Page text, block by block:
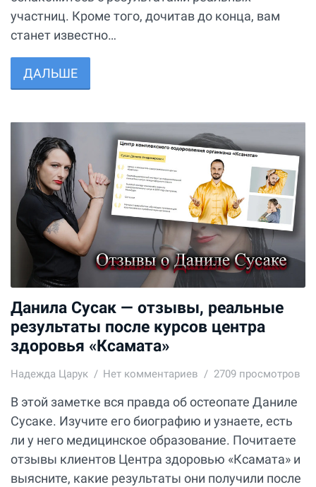
участниц. Кроме того, дочитав до конца, вам
станет известно…
ДАЛЬШЕ
Данила Сусак — отзывы, реальные
результаты после курсов центра
здоровья «Ксамата»
Надежда Царук Нет комментариев 2709 просмотров
В этой заметке вся правда об остеопате Даниле
Сусаке. Изучите его биографию и узнаете, есть
ли у него медицинское образование. Почитаете
отзывы клиентов Центра здоровью «Ксамата» и
выясните, какие результаты они получили после